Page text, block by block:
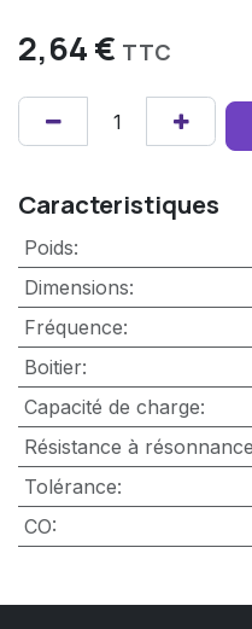
2,64€ TTC
Caracteristiques
Poids:
Dimensions:
Fréquence:
Boitier:
Capacité de charge:
Résistance à résonnance
Tolérance:
CO: